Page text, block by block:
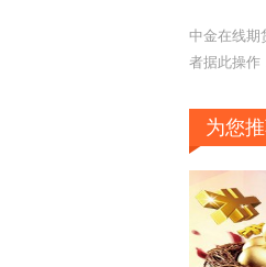
中金在线期
者据此操作
为您